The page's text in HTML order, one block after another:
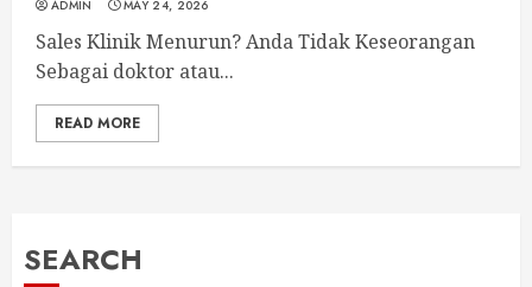
ADMIN MAY 24, 2026
Sales Klinik Menurun? Anda Tidak Keseorangan
Sebagai doktor atau...
READ MORE
SEARCH